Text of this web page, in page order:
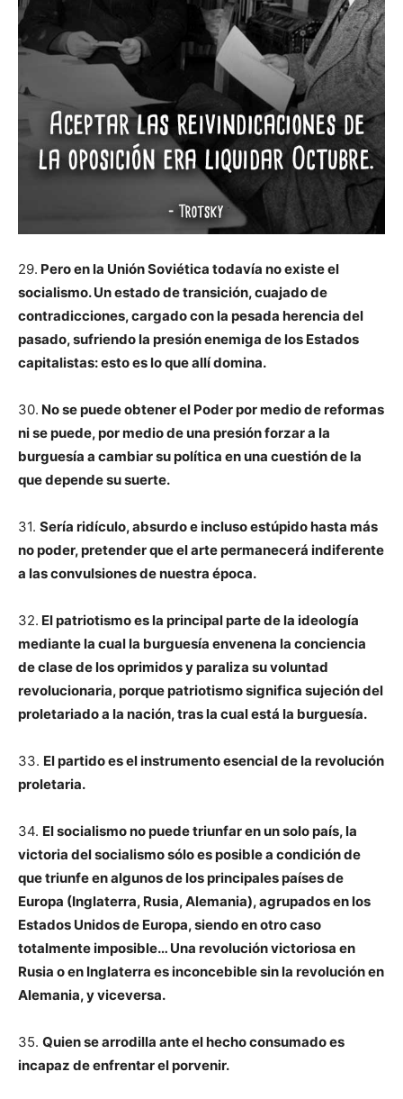
29. Pero en la Unión Soviética todavía no existe el
socialismo. Un estado de transición, cuajado de
contradicciones, cargado con la pesada herencia del
pasado, sufriendo la presión enemiga de los Estados
capitalistas: esto es lo que allí domina.
30. No se puede obtener el Poder por medio de reformas
ni se puede, por medio de una presión forzar a la
burguesía a cambiar su política en una cuestión de la
que depende su suerte.
31. Sería ridículo, absurdo e incluso estúpido hasta más
no poder, pretender que el arte permanecerá indiferente
a las convulsiones de nuestra época.
32. El patriotismo es la principal parte de la ideología
mediante la cual la burguesía envenena la conciencia
de clase de los oprimidos y paraliza su voluntad
revolucionaria, porque patriotismo significa sujeción del
proletariado a la nación, tras la cual está la burguesía.
33. El partido es el instrumento esencial de la revolución
proletaria.
34. El socialismo no puede triunfar en un solo país, la
victoria del socialismo sólo es posible a condición de
que triunfe en algunos de los principales países de
Europa (Inglaterra, Rusia, Alemania), agrupados en los
Estados Unidos de Europa, siendo en otro caso
totalmente imposible… Una revolución victoriosa en
Rusia o en Inglaterra es inconcebible sin la revolución en
Alemania, y viceversa.
35. Quien se arrodilla ante el hecho consumado es
incapaz de enfrentar el porvenir.